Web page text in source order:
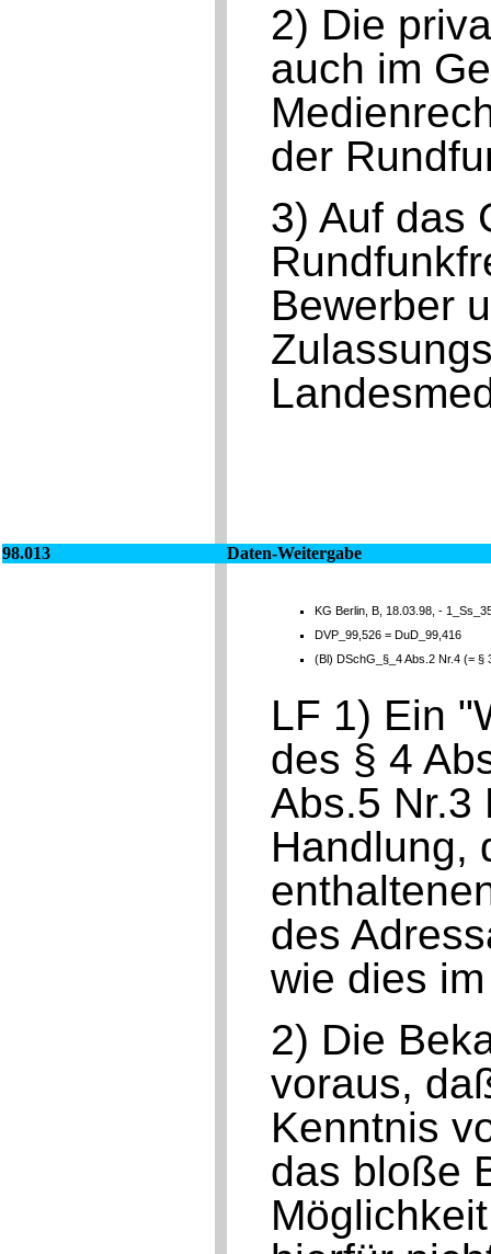
2) Die
auch im
der
3) Auf das
Bewerber
98.013 Daten-Weitergabe
KG Berlin, B, 18.03.98, -
DVP_99,526 = DuD_99,416
(Bl) DSchG_§_4 Abs.2 Nr.4 (= §
LF 1) Ein
des § 4
Abs.5 Nr.3
Handlung,
des
wie dies
2) Die
voraus,
Kenntnis
das bloße